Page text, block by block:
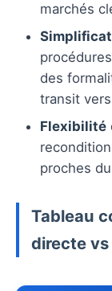
marchés
des
transit
Flexibilité
proches
Tableau
directe